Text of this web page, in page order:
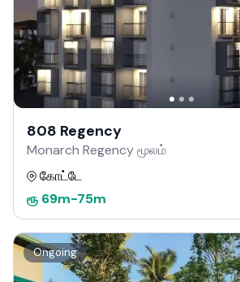
808 Regency
Monarch Regency மூலம்
கோட்டே
ரூ 69m-75m
Ongoing